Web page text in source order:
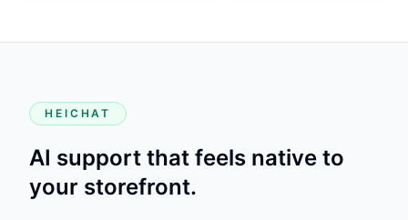
HEICHAT
AI support that feels native to
your storefront.